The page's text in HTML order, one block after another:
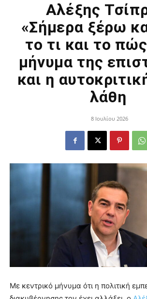
Αλέξης
«Σήμερα ξέρω
το τι και το
μήνυμα της
και η
λάθη
8 Ιουλίου 2026
Με κεντρικό μήνυμα ότι η πολιτική